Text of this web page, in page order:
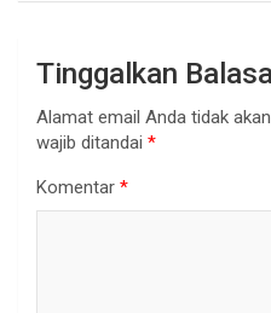
Tinggalkan
Alamat email Anda tidak
wajib ditandai *
Komentar *